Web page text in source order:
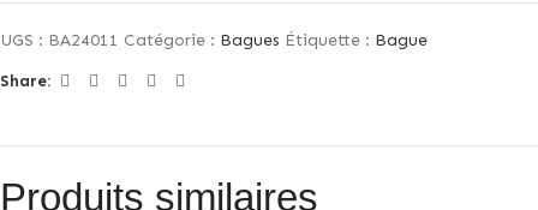
UGS : BA24011 Catégorie : Bagues Étiquette : Bague
Share:
Produits similaires